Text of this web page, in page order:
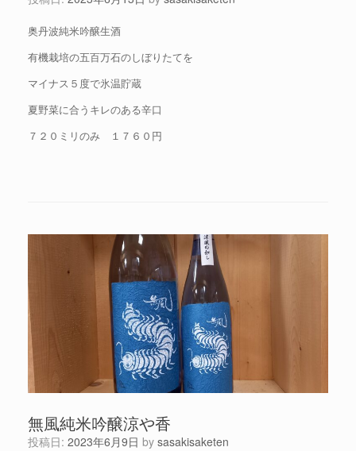
奥丹波純米吟醸生酒
有機栽培の五百万石のしぼりたてを
マイナス５度で氷温貯蔵
夏野菜に合うキレのある辛口
７２０ミリのみ １７６０円
無風純米吟醸涼や香
投稿日: 2023年6月9日 by sasakisaketen